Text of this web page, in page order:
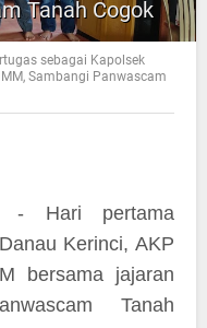
Tanah Cogok
sebagai Kapolsek
Sambangi Panwascam
- Hari pertama
Kerinci, AKP
bersama jajaran
Tanah